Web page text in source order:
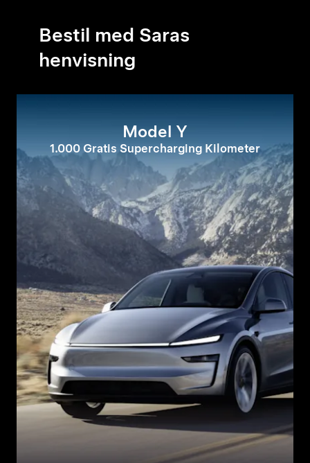
Bestil med Saras
henvisning
Model Y
1.000 Gratis Supercharging Kilometer